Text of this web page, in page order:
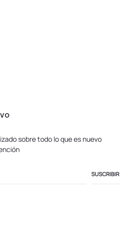
sobre todo lo que es nuevo